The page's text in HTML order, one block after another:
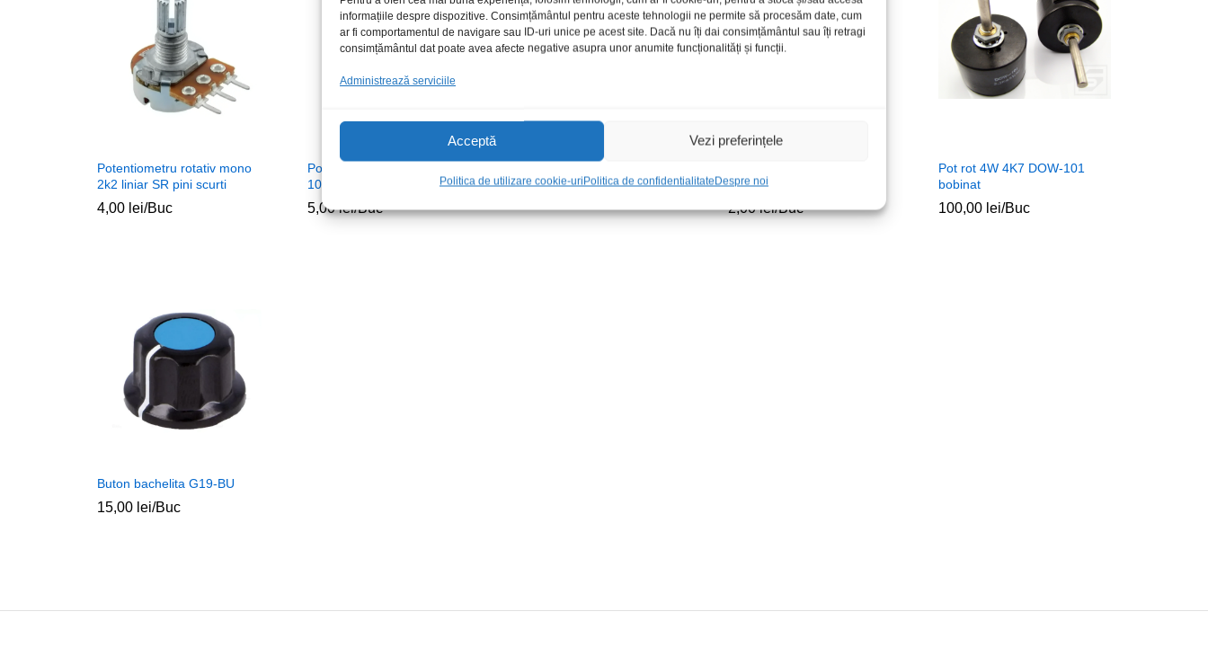
informațiile despre dispozitive. Consimțământul pentru aceste tehnologii ne permite să procesăm date, cum
ar fi comportamentul de navigare sau ID-uri unice pe acest site. Dacă nu îți dai consimțământul sau îți retragi
consimțământul dat poate avea afecte negative asupra unor anumite funcționalități și funcții.
Administrează serviciile
Acceptă Vezi preferințele
Politica de utilizare cookie-uriPolitica de confidentialitateDespre noi
Potentiometru rotativ mono
2k2 liniar SR pini scurti
4,00 lei/Buc
Potentiometru rotativ stereo
10k logaritmic SR pini scurti
5,00lei/Buc
5,00lei/Buc
moletat
2,00lei/Buc
Pot rot 4W 4K7 DOW-101
bobinat
100,00 lei/Buc
Buton bachelita G19-BU
15,00 lei/Buc